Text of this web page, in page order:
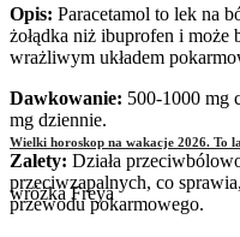
Wielki horoskop na wakacje 2026. To
wróżka Freya
Opis: Paracetamol to lek na
żołądka niż ibuprofen i może
wrażliwym układem
Dawkowanie: 500-1000 mg
mg dziennie.
Zalety: Działa
przeciwzapalnych, co
przewodu pokarmowego.